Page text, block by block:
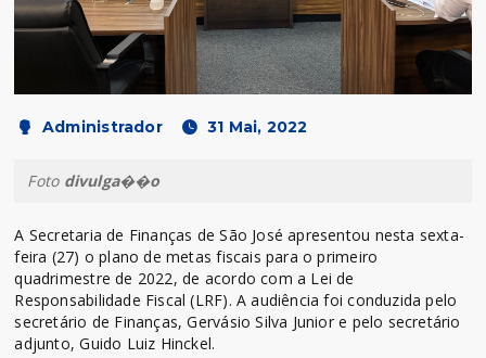
Administrador 31 Mai, 2022
Foto divulga��o
A Secretaria de Finanças de São José apresentou nesta sexta-
feira (27) o plano de metas fiscais para o primeiro
quadrimestre de 2022, de acordo com a Lei de
Responsabilidade Fiscal (LRF). A audiência foi conduzida pelo
secretário de Finanças, Gervásio Silva Junior e pelo secretário
adjunto, Guido Luiz Hinckel.